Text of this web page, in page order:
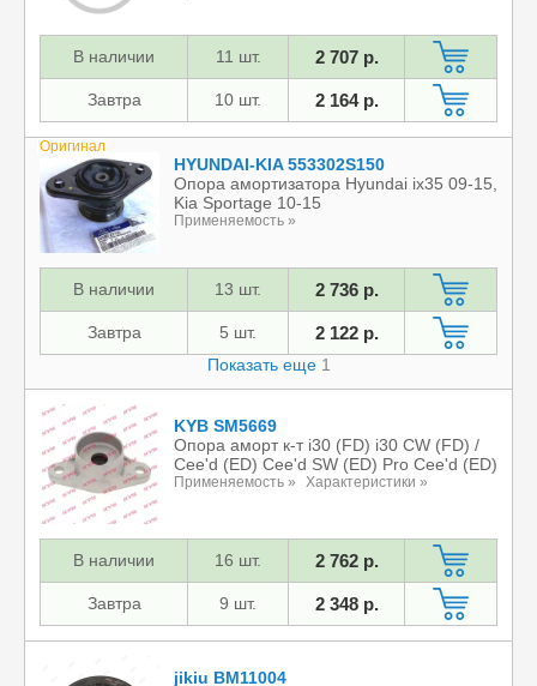
В наличии 11 шт. 2 707 р.
Завтра 10 шт. 2 164 р.
Оригинал
HYUNDAI-KIA 553302S150
Опора амортизатора Hyundai ix35 09-15,
Kia Sportage 10-15
Применяемость »
В наличии 13 шт. 2 736 р.
Завтра 5 шт. 2 122 р.
Показать еще 1
KYB SM5669
Опора аморт к-т i30 (FD) i30 CW (FD) /
Cee'd (ED) Cee'd SW (ED) Pro Cee'd (ED)
Применяемость » Характеристики »
В наличии 16 шт. 2 762 р.
Завтра 9 шт. 2 348 р.
jikiu BM11004